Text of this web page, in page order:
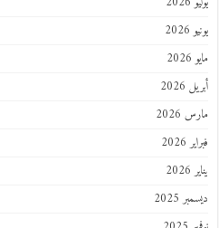
يونيو 2026
مايو 2026
أبريل 2026
مارس 2026
فبراير 2026
يناير 2026
ديسمبر 2025